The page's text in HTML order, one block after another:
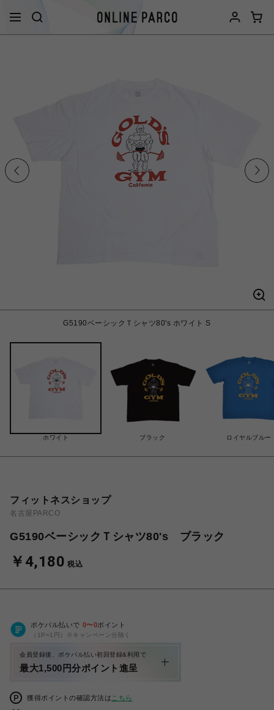
G5190ベーシックＴシャツ80's ホワイト S
ホワイト ブラック ロイヤルブルー
フィットネスショップ
名古屋PARCO
G5190ベーシックＴシャツ80's ブラック
￥4,180 税込
ポケパル払いで 0〜0ポイント
（1P=1円）※キャンペーン分除く
会員登録後、ポケパル払い初回登録&利用で
最大1,500円分ポイント進呈
獲得ポイントの確認方法は こちら